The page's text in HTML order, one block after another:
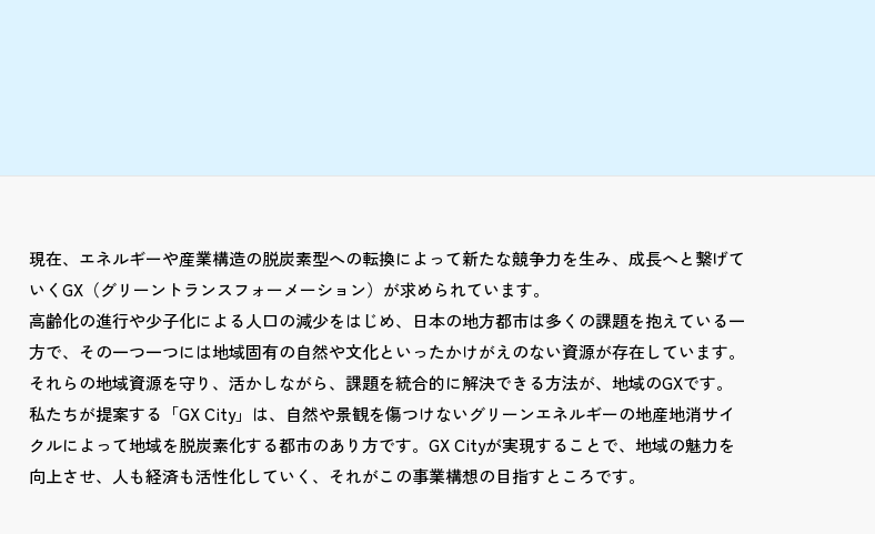
現在、エネルギーや産業構造の脱炭素型への転換によって新たな競争力を生み、成長へと繋げて
いくGX（グリーントランスフォーメーション）が求められています。
高齢化の進行や少子化による人口の減少をはじめ、日本の地方都市は多くの課題を抱えている一
方で、その一つ一つには地域固有の自然や文化といったかけがえのない資源が存在しています。
それらの地域資源を守り、活かしながら、課題を統合的に解決できる方法が、地域のGXです。
私たちが提案する「GX City」は、自然や景観を傷つけないグリーンエネルギーの地産地消サイ
クルによって地域を脱炭素化する都市のあり方です。GX Cityが実現することで、地域の魅力を
向上させ、人も経済も活性化していく、それがこの事業構想の目指すところです。